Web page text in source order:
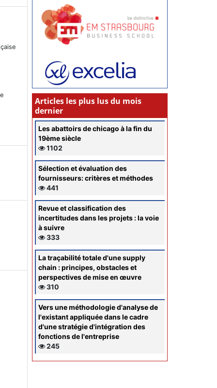
Articles les plus lus du mois
dernier
Les abattoirs de chicago à la fin du
19ème siècle
1102
Sélection et évaluation des
fournisseurs: critères et méthodes
441
Revue et classification des
incertitudes dans les projets : la voie
à suivre
333
La traçabilité totale d'une supply
chain : principes, obstacles et
perspectives de mise en œuvre
310
Vers une méthodologie d'analyse de
l'existant appliquée dans le cadre
d'une stratégie d'intégration des
fonctions de l'entreprise
245